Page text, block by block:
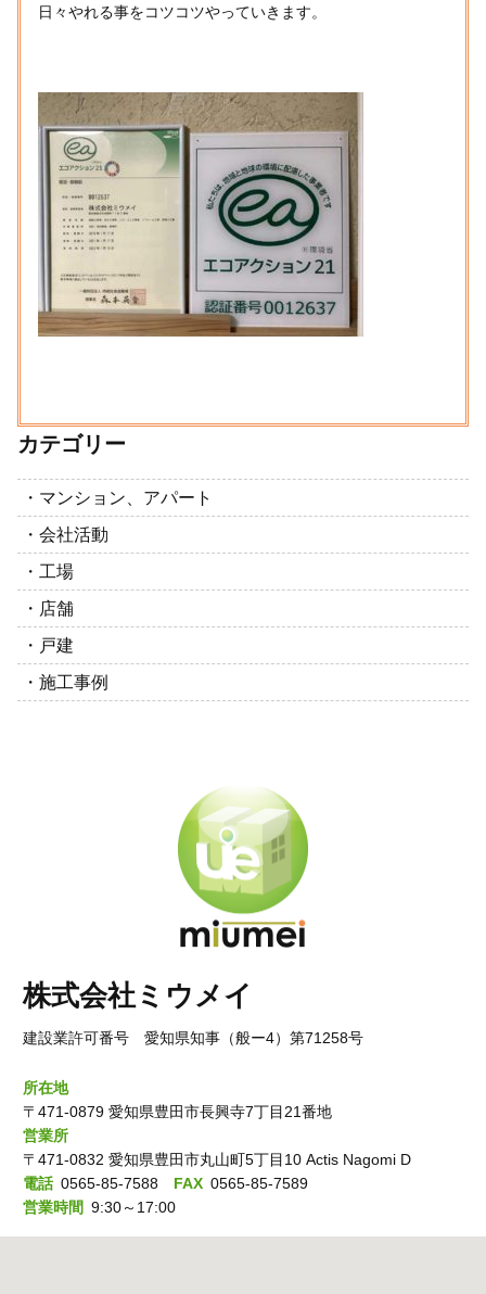
日々やれる事をコツコツやっていきます。
カテゴリー
マンション、アパート
会社活動
工場
店舗
戸建
施工事例
株式会社ミウメイ
建設業許可番号 愛知県知事（般ー4）第71258号
所在地
〒471-0879 愛知県豊田市長興寺7丁目21番地
営業所
〒471-0832 愛知県豊田市丸山町5丁目10 Actis Nagomi D
電話 0565-85-7588 FAX 0565-85-7589
営業時間 9:30～17:00